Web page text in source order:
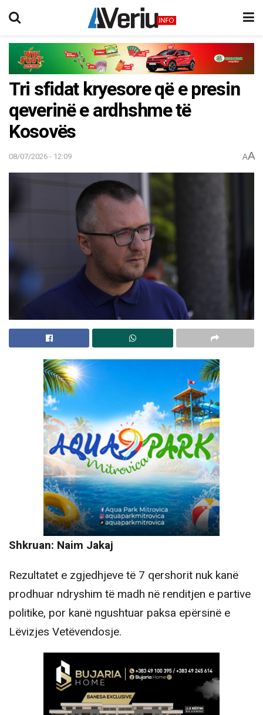
Tri sfidat kryesore që e presin
qeverinë e ardhshme të
Kosovës
08/07/2026 - 12:09 AA
Shkruan: Naim Jakaj
Rezultatet e zgjedhjeve të 7 qershorit nuk kanë
prodhuar ndryshim të madh në renditjen e partive
politike, por kanë ngushtuar paksa epërsinë e
Lëvizjes Vetëvendosje.